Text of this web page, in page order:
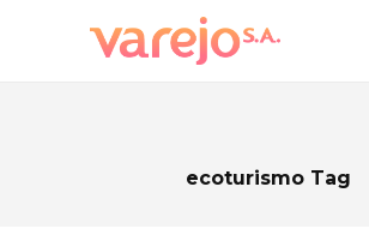
ecoturismo Tag